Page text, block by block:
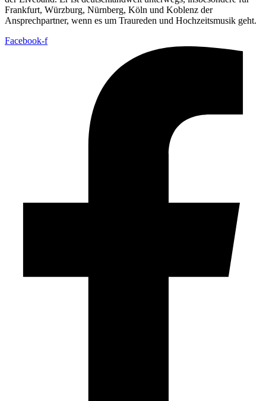
Frankfurt, Würzburg, Nürnberg, Köln und Koblenz der
Ansprechpartner, wenn es um Traureden und Hochzeitsmusik geht.
Facebook-f